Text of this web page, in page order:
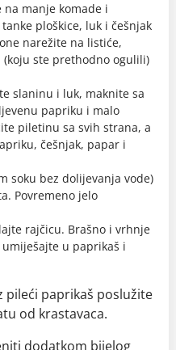
manje komade i
ploškice, luk i češnjak
narežite na listiće,
ste prethodno ogulili)
slaninu i luk, maknite sa
papriku i malo
piletinu sa svih strana, a
češnjak, papar i
soku bez dolijevanja vode)
Povremeno jelo
rajčicu. Brašno i vrhnje
u paprikaš i
pileći paprikaš poslužite
od krastavaca.
dodatkom bijelog